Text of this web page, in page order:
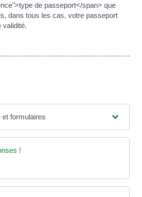
de passeport</span> que
dans tous les cas, votre passeport
validité.
et formulaires
!